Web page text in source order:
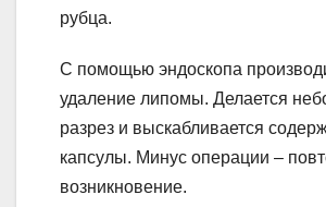
рубца.
С помощью эндоскопа
удаление липомы. Делается
разрез и выскабливается
капсулы. Минус операции –
возникновение.